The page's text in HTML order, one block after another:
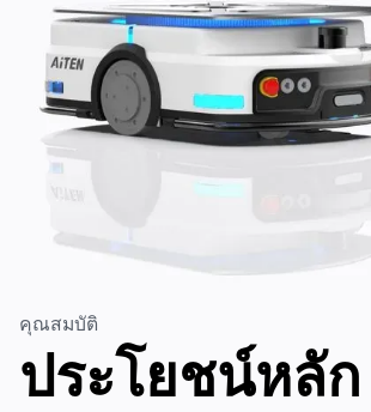
หมายเลขโทรศัพท์
ประเทศ / ภูมิภาค*
*
ข้อความ
คุณสมบัติ
ประโยชน์หลัก